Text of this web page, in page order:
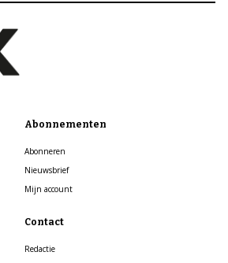
Abonnementen
Abonneren
Nieuwsbrief
Mijn account
Contact
Redactie